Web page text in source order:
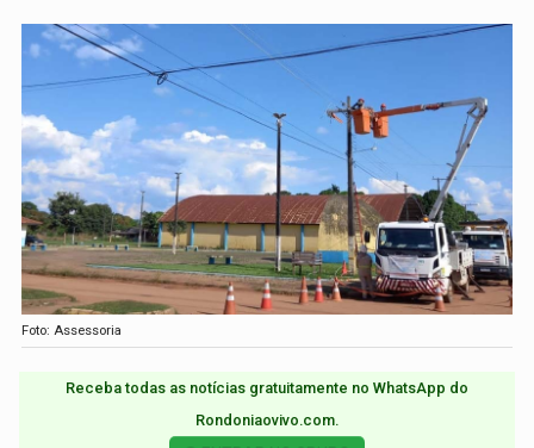
Foto: Assessoria
Receba todas as notícias gratuitamente no WhatsApp do
Rondoniaovivo.com.​